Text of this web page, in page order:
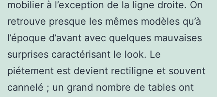
mobilier à l’exception de la ligne droite. On
retrouve presque les mêmes modèles qu’à
l’époque d’avant avec quelques mauvaises
surprises caractérisant le look. Le
piétement est devient rectiligne et souvent
cannelé ; un grand nombre de tables ont